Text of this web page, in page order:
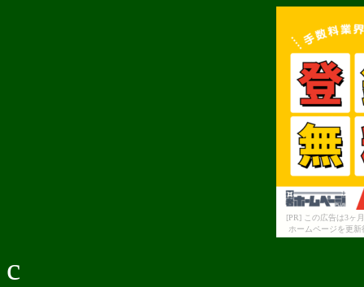
[PR] この広告は3ヶ
ホームページを更
c